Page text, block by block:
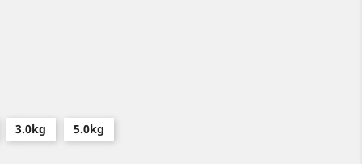
3.0kg 5.0kg